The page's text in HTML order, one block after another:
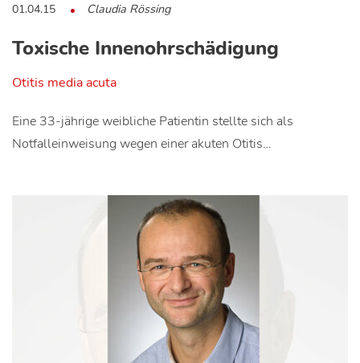
01.04.15 Claudia Rössing
Toxische Innenohrschädigung
Otitis media acuta
Eine 33-jährige weibliche Patientin stellte sich als
Notfalleinweisung wegen einer akuten Otitis…